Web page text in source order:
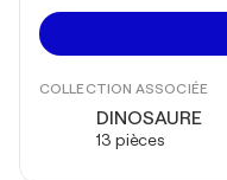
COLLECTION ASSOCIÉE
DINOSAURE
13 pièces